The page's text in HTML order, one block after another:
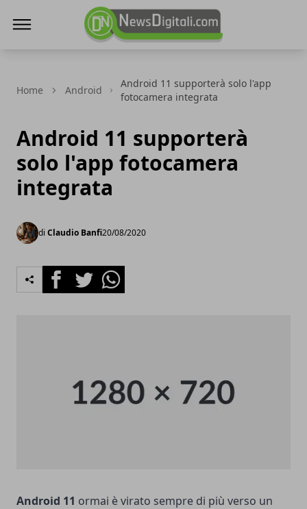
Home Android
Android 11 supporterà solo l'app
fotocamera integrata
Android 11 supporterà
solo l'app fotocamera
integrata
di Claudio Banfi20/08/2020
FacebookTwitterWhatsapp
Android 11 ormai è virato sempre di più verso un